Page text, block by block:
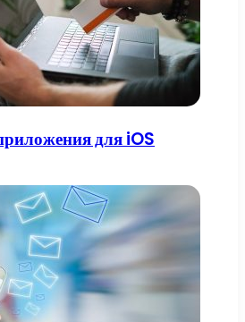
для iOS